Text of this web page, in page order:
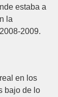
estaba a
la
2009.
en los
bajo de lo